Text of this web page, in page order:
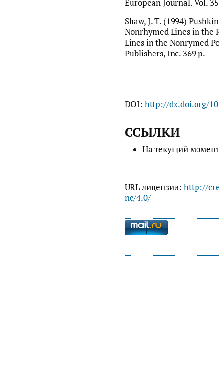
European Journal. Vol.
Shaw, J. T. (1994)
Nonrhymed Lines in the
Lines in the Nonrymed
Publishers, Inc. 369 p.
DOI: http://dx.doi.org/
ССЫЛКИ
На текущий
URL лицензии: http://
nc/4.0/